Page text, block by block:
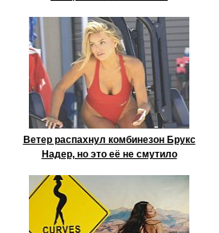
Ветер распахнул комбинезон Брукс
Надер, но это её не смутило